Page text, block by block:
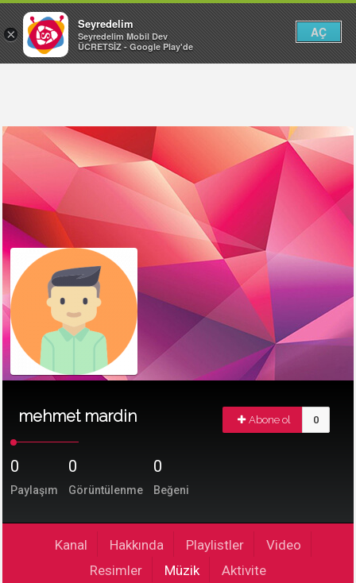
mehmet mardin Abone ol 0
0
Paylaşım
0
Görüntülenme
0
Beğeni
Kanal Hakkında Playlistler
Video
Resimler
Müzik Aktivite
×
Seyredelim
Seyredelim Mobil Dev
ÜCRETSİZ - Google Play'de
AÇ